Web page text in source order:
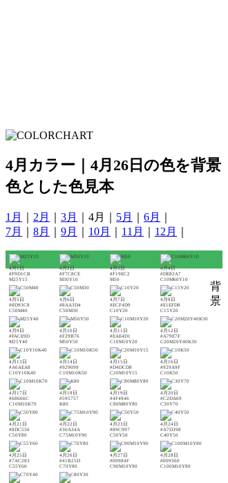
4月カラー｜4月26日の色を背景
色とした色見本
1月 2月 3月 ｜4月｜ 5月 6月
7月
8月 9月 10月 11月 12月
4月1日
#F9D1CB
M25Y15
4月2日
#F7C8CE
M30Y10
4月3日
#F19EC2
M50
4月4日
#DE82A7
C10M60Y10
4月5日
#8D93C8
C50M40
4月6日
#8AA3D4
C50M30
4月7日
#ECF4D9
C10Y20
4月8日
#E1EFD8
C15Y20
4月9日
#FACE9D
M25Y40
4月10日
#F29B76
M50Y50
4月11日
#EAE4D1
C10M10Y20
4月12日
#A79E7F
C20M20Y40K30
4月13日
#A6AEA8
C10Y10K40
4月14日
#929099
C10M10K50
4月15日
#D4DCD8
C20M10Y15
4月16日
#929A9F
C10K50
4月17日
#68666C
C10M10K70
4月18日
#595757
K80
4月19日
#4F4946
C80M80Y80
4月20日
#C2DA69
C30Y70
4月21日
#8DC556
C50Y80
4月22日
#30A34A
C75M10Y90
4月23日
#89C997
C50Y50
4月24日
#A7D398
C40Y50
4月25日
#7AC283
C55Y60
4月26日
#41B25D
C70Y80
4月27日
#00984F
C90M10Y90
4月28日
#009360
C100M10Y80
背
景